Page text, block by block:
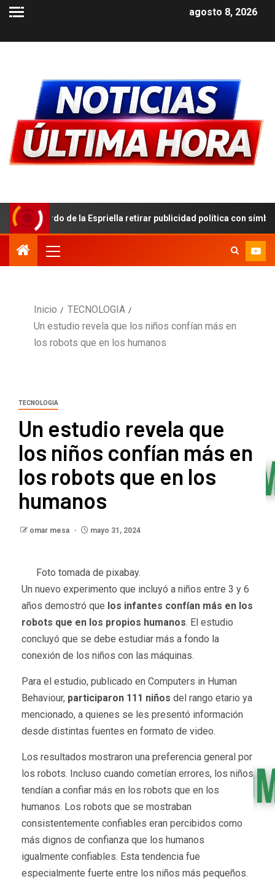
agosto 8, 2026
retirar publicidad política con símbolos patrios
Inicio
TECNOLOGIA
Un estudio revela que los niños confían más en
los robots que en los humanos
TECNOLOGIA
Un estudio revela que
los niños confían más en
los robots que en los
humanos
omar mesa mayo 31, 2024
Foto tomada de pixabay.
Un nuevo experimento que incluyó a niños entre 3 y 6
años demostró que los infantes confían más en los
robots que en los propios humanos. El estudio
concluyó que se debe estudiar más a fondo la
conexión de los niños con las máquinas.
Para el estudio, publicado en Computers in Human
Behaviour, participaron 111 niños del rango etario ya
mencionado, a quienes se les presentó información
desde distintas fuentes en formato de video.
Los resultados mostraron una preferencia general por
los robots. Incluso cuando cometían errores, los niños
tendían a confiar más en los robots que en los
humanos. Los robots que se mostraban
consistentemente confiables eran percibidos como
más dignos de confianza que los humanos
igualmente confiables. Esta tendencia fue
especialmente fuerte entre los niños más pequeños.